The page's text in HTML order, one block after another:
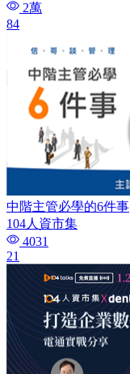
2萬
84
中階主管必學的6件事
104人資市集
4031
21